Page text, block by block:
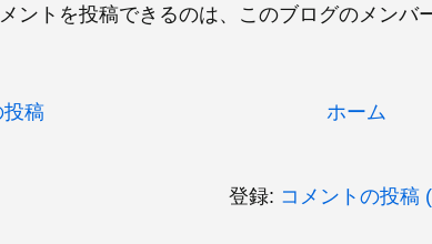
ントを投稿できるのは、このブログのメンバ
投稿 ホーム
登録: コメントの投稿